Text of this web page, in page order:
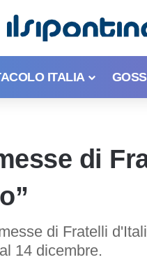
ITALIA
di
di Fratelli
14 dicembre.